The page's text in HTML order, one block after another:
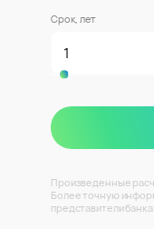
Срок, лет
Произведенные
Более точную
представители банка.